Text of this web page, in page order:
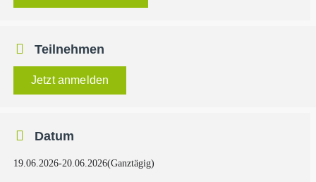
Teilnehmen
Jetzt anmelden
Datum
19.06.2026-20.06.2026(Ganztägig)